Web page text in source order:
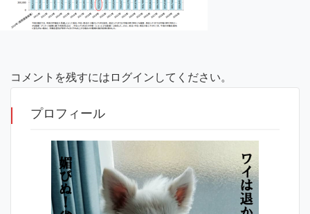
コメントを残すにはログインしてください。
プロフィール